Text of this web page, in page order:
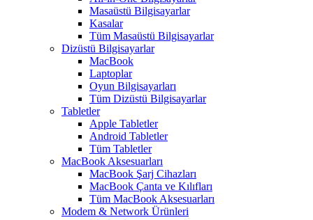
Masaüstü Bilgisayarlar
Kasalar
Tüm Masaüstü Bilgisayarlar
Dizüstü Bilgisayarlar
MacBook
Laptoplar
Oyun Bilgisayarları
Tüm Dizüstü Bilgisayarlar
Tabletler
Apple Tabletler
Android Tabletler
Tüm Tabletler
MacBook Aksesuarları
MacBook Şarj Cihazları
MacBook Çanta ve Kılıfları
Tüm MacBook Aksesuarları
Modem & Network Ürünleri